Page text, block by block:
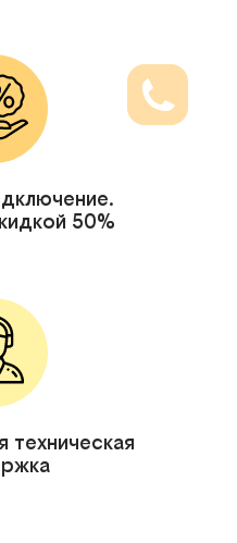
50%
техническая